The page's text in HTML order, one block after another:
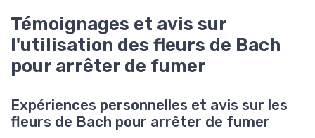
Témoignages et avis sur
l'utilisation des fleurs de Bach
pour arrêter de fumer
Expériences personnelles et avis sur les
fleurs de Bach pour arrêter de fumer